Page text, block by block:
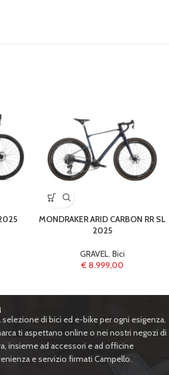
MONDRAKER ARID CARBON RR SL
2025
GRAVEL, Bici
€8.999,00
di bici ed e-bike per ogni esigenza.
ti aspettano online o nei nostri negozi di
insieme ad accessori e ad officine
e servizio firmati Campello.